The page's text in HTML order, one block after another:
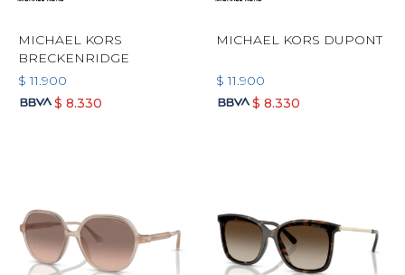
MICHAEL KORS
BRECKENRIDGE
$ 11.900
$ 8.330
MICHAEL KORS DUPONT
$ 11.900
$ 8.330